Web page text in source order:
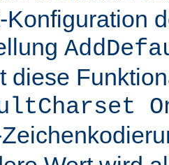
Konfiguration
diese